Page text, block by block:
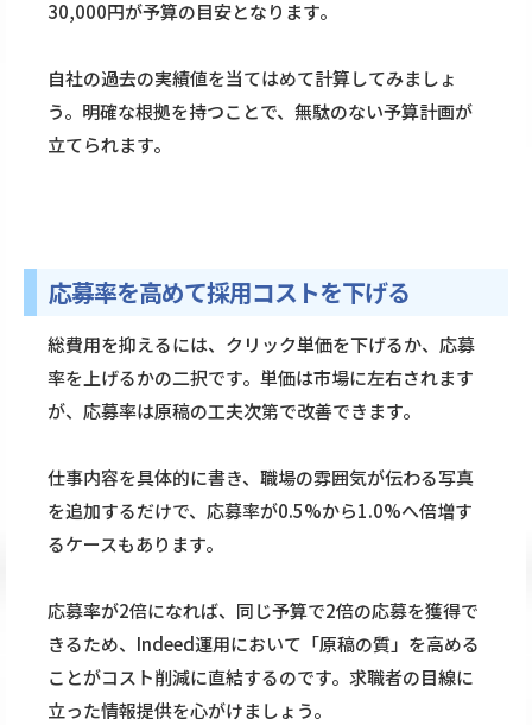
30,000円が予算の目安となります。
自社の過去の実績値を当てはめて計算してみましょ
う。明確な根拠を持つことで、無駄のない予算計画が
立てられます。
応募率を高めて採用コストを下げる
総費用を抑えるには、クリック単価を下げるか、応募
率を上げるかの二択です。単価は市場に左右されます
が、応募率は原稿の工夫次第で改善できます。
仕事内容を具体的に書き、職場の雰囲気が伝わる写真
を追加するだけで、応募率が0.5%から1.0%へ倍増す
るケースもあります。
応募率が2倍になれば、同じ予算で2倍の応募を獲得で
きるため、Indeed運用において「原稿の質」を高める
ことがコスト削減に直結するのです。求職者の目線に
立った情報提供を心がけましょう。